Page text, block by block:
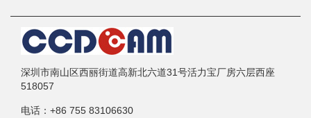
深圳市南山区西丽街道高新北六道31号活力宝厂房六层西座
518057
电话： +86 755 83106630